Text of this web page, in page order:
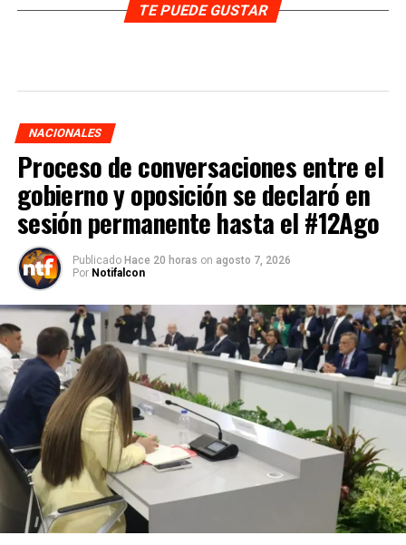
TE PUEDE GUSTAR
NACIONALES
Proceso de conversaciones entre el
gobierno y oposición se declaró en
sesión permanente hasta el #12Ago
Publicado Hace 20 horas on agosto 7, 2026
Por Notifalcon